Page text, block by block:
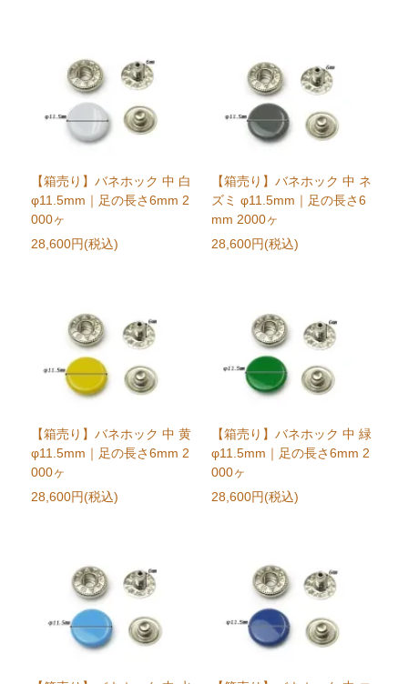
【箱売り】バネホック 中 白
φ11.5mm｜足の長さ6mm 2
000ヶ
28,600円(税込)
【箱売り】バネホック 中 ネ
ズミ φ11.5mm｜足の長さ6
mm 2000ヶ
28,600円(税込)
【箱売り】バネホック 中 黄
φ11.5mm｜足の長さ6mm 2
000ヶ
28,600円(税込)
【箱売り】バネホック 中 緑
φ11.5mm｜足の長さ6mm 2
000ヶ
28,600円(税込)